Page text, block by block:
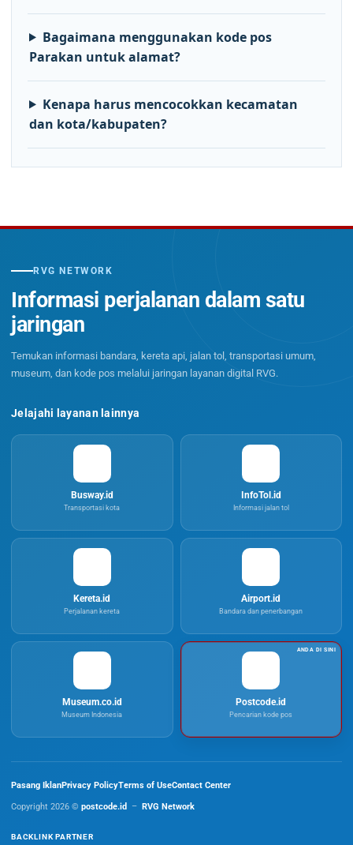
Bagaimana menggunakan kode pos
Parakan untuk alamat?
Kenapa harus mencocokkan kecamatan
dan kota/kabupaten?
RVG NETWORK
Informasi perjalanan dalam satu
jaringan
Temukan informasi bandara, kereta api, jalan tol, transportasi umum,
museum, dan kode pos melalui jaringan layanan digital RVG.
Jelajahi layanan lainnya
Busway.id
Transportasi kota
InfoTol.id
Informasi jalan tol
Kereta.id
Perjalanan kereta
Airport.id
Bandara dan penerbangan
Museum.co.id
Museum Indonesia
Postcode.id
Pencarian kode pos
Pasang IklanPrivacy PolicyTerms of UseContact Center
Copyright 2026 © postcode.id – RVG Network
BACKLINK PARTNER